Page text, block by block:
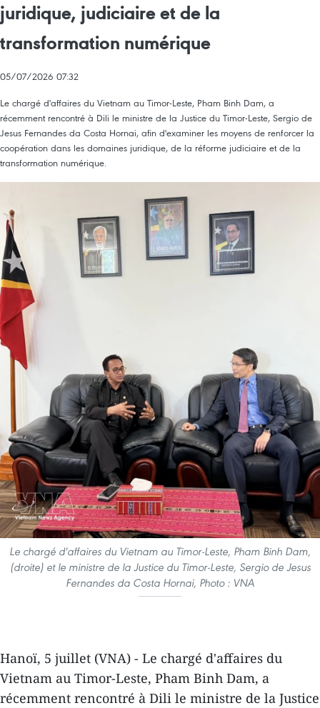
juridique, judiciaire et de la
transformation numérique
05/07/2026 07:32
Le chargé d'affaires du Vietnam au Timor-Leste, Pham Binh Dam, a
récemment rencontré à Dili le ministre de la Justice du Timor-Leste, Sergio de
Jesus Fernandes da Costa Hornai, afin d'examiner les moyens de renforcer la
coopération dans les domaines juridique, de la réforme judiciaire et de la
transformation numérique.
Le chargé d'affaires du Vietnam au Timor-Leste, Pham Binh Dam,
(droite) et le ministre de la Justice du Timor-Leste, Sergio de Jesus
Fernandes da Costa Hornai, Photo : VNA
Hanoï, 5 juillet (VNA) - Le chargé d'affaires du
Vietnam au Timor-Leste, Pham Binh Dam, a
récemment rencontré à Dili le ministre de la Justice